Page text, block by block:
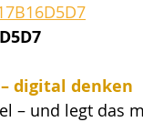
digital denken
– und legt das